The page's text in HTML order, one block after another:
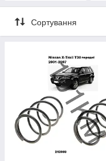
Сортування